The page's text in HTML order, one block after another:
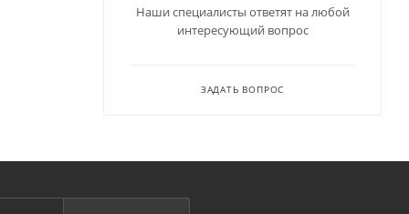
Наши специалисты ответят на любой
интересующий вопрос
ЗАДАТЬ ВОПРОС